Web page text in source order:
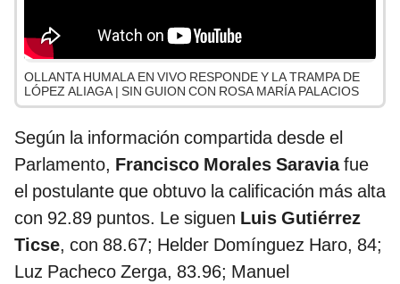
OLLANTA HUMALA EN VIVO RESPONDE Y LA TRAMPA DE
LÓPEZ ALIAGA | SIN GUION CON ROSA MARÍA PALACIOS
Según la información compartida desde el
Parlamento, Francisco Morales Saraviafue
el postulante que obtuvo la calificación más alta
con 92.89 puntos. Le siguen Luis Gutiérrez
Ticse, con 88.67; Helder Domínguez Haro, 84;
Luz Pacheco Zerga, 83.96; Manuel